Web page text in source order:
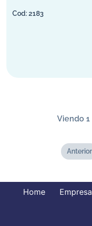
2183
Viendo
Anterior
Home Empresa